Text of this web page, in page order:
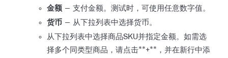
金额 — 支付金额。测试时，可使用任意数字值。
货币 — 从下拉列表中选择货币。
从下拉列表中选择商品SKU并指定金额。如需选
择多个同类型商品，请点击**+**，并在新行中添